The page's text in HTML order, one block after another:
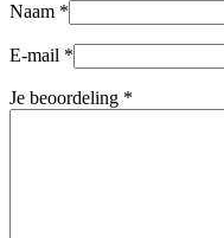
Naam *
E-mail *
Je beoordeling *